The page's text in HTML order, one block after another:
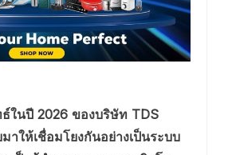
ในปี 2026 ของบริษัท TDS
าให้เชื่อมโยงกันอย่างเป็นระบบ